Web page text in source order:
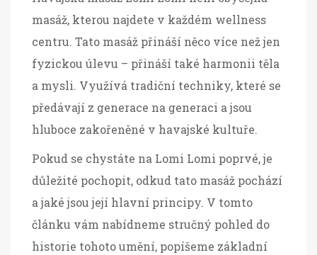
masáž, kterou najdete v každém wellness
centru. Tato masáž přináší něco více než jen
fyzickou úlevu – přináší také harmonii těla
a mysli. Využívá tradiční techniky, které se
předávají z generace na generaci a jsou
hluboce zakořeněné v havajské kultuře.
Pokud se chystáte na Lomi Lomi poprvé, je
důležité pochopit, odkud tato masáž pochází
a jaké jsou její hlavní principy. V tomto
článku vám nabídneme stručný pohled do
historie tohoto umění, popíšeme základní